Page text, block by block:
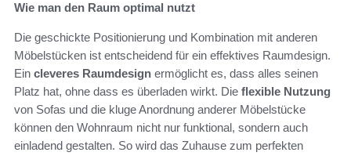
Wie man den Raum optimal nutzt
Die geschickte Positionierung und Kombination mit anderen
Möbelstücken ist entscheidend für ein effektives Raumdesign.
Ein cleveres Raumdesign ermöglicht es, dass alles seinen
Platz hat, ohne dass es überladen wirkt. Die flexible Nutzung
von Sofas und die kluge Anordnung anderer Möbelstücke
können den Wohnraum nicht nur funktional, sondern auch
einladend gestalten. So wird das Zuhause zum perfekten